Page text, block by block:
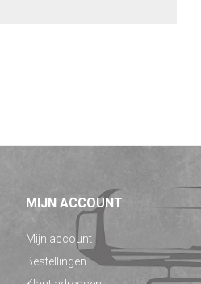
MIJN ACCOUNT
Mijn account
Bestellingen